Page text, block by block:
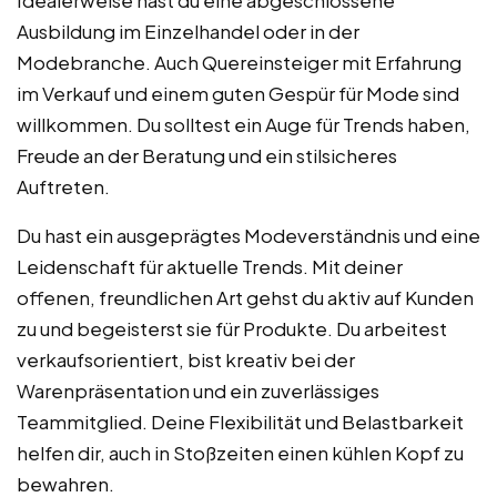
Ausbildung im Einzelhandel oder in der
Modebranche. Auch Quereinsteiger mit Erfahrung
im Verkauf und einem guten Gespür für Mode sind
willkommen. Du solltest ein Auge für Trends haben,
Freude an der Beratung und ein stilsicheres
Auftreten.
Du hast ein ausgeprägtes Modeverständnis und eine
Leidenschaft für aktuelle Trends. Mit deiner
offenen, freundlichen Art gehst du aktiv auf Kunden
zu und begeisterst sie für Produkte. Du arbeitest
verkaufsorientiert, bist kreativ bei der
Warenpräsentation und ein zuverlässiges
Teammitglied. Deine Flexibilität und Belastbarkeit
helfen dir, auch in Stoßzeiten einen kühlen Kopf zu
bewahren.